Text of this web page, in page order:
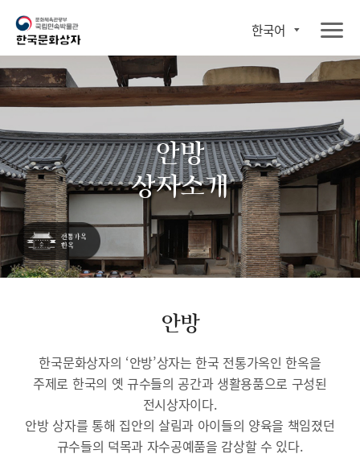
한국어
안방
상자소개
안방
한국문화상자의 ‘안방’상자는 한국 전통가옥인 한옥을
주제로 한국의 옛 규수들의 공간과 생활용품으로 구성된
전시상자이다.
안방 상자를 통해 집안의 살림과 아이들의 양육을 책임졌던
규수들의 덕목과 자수공예품을 감상할 수 있다.